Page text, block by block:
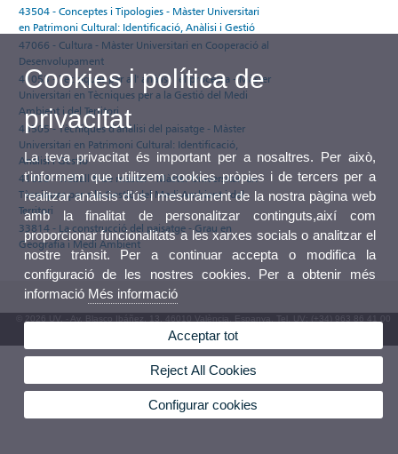
43504 - Conceptes i Tipologies - Màster Universitari
en Patrimoni Cultural: Identificació, Anàlisi i Gestió
47066 - Cultura - Màster Universitari en Cooperació al
Desenvolupament
41053 - Tècniques per a l' anàlisi i el processa - Màster
Universitari en Tècniques per a la Gestió del Medi
Ambient i del Territori
43505 - Tècniques d'anàlisi del paisatge - Màster
Universitari en Patrimoni Cultural: Identificació,
Anàlisi i Gestió
41058 - Treball fi de màster - Màster Universitari en
Tècniques per a la Gestió del Medi Ambient i del
Territori
33814 - La construcció del paisatge - Grau en
Geografia i Medi Ambient
© 2026 UV. - Av. Blasco Ibáñez, 13. 46010 València. Espanya. Tel. UV: (+34) 963 86 41 00
Bústia UV
Cookies i política de
privacitat
La teva privacitat és important per a nosaltres. Per això,
t'informem que utilitzem cookies pròpies i de tercers per a
realitzar anàlisis d'ús i mesurament de la nostra pàgina web
amb la finalitat de personalitzar continguts,així com
proporcionar funcionalitats a les xarxes socials o analitzar el
nostre trànsit. Per a continuar accepta o modifica la
configuració de les nostres cookies. Per a obtenir més
informació Més informació
Acceptar tot
Reject All Cookies
Configurar cookies